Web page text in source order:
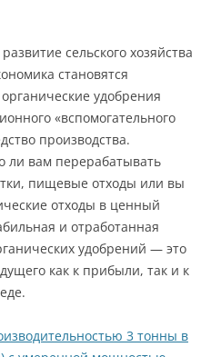
сельского хозяйства
становятся
удобрения
«вспомогательного
производства.
ли вам перерабатывать
пищевые отходы или вы
отходы в ценный
и отработанная
удобрений — это
как к прибыли, так и к
3 тонны в